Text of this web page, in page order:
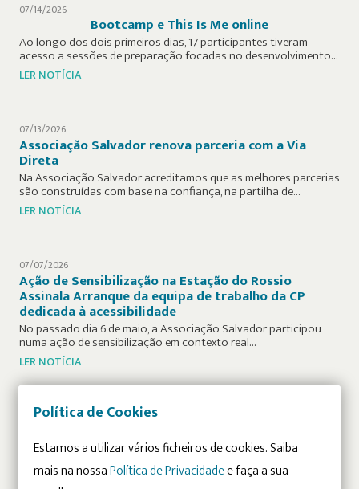
07/14/2026
Bootcamp e This Is Me online
Ao longo dos dois primeiros dias, 17 participantes tiveram
acesso a sessões de preparação focadas no desenvolvimento…
LER NOTÍCIA
07/13/2026
Associação Salvador renova parceria com a Via
Direta
Na Associação Salvador acreditamos que as melhores parcerias
são construídas com base na confiança, na partilha de…
LER NOTÍCIA
07/07/2026
Ação de Sensibilização na Estação do Rossio
Assinala Arranque da equipa de trabalho da CP
dedicada à acessibilidade
No passado dia 6 de maio, a Associação Salvador participou
numa ação de sensibilização em contexto real…
LER NOTÍCIA
06/24/2026
que conta” na Cerimónia da Inclusão 2026
Realizámos mais uma edição da sua Cerimónia da Inclusão, este
ano subordinada ao tema “O que conta”,…
Política de Cookies
Estamos a utilizar vários ficheiros de cookies. Saiba
mais na nossaPolítica de Privacidadee faça a sua